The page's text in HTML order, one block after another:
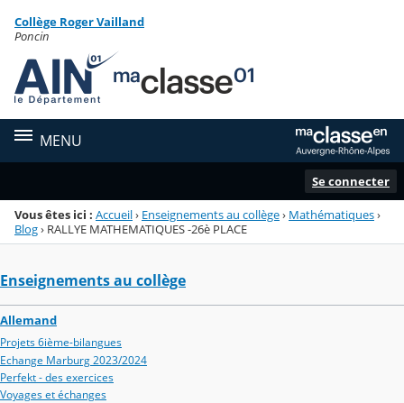
Menu de la rubrique
Contenu
Collège Roger Vailland
Poncin
MENU
Se connecter
Vous êtes ici : Accueil› Enseignements au collège› Mathématiques›
Blog› RALLYE MATHEMATIQUES -26è PLACE
Enseignements au collège
Allemand
Projets 6ième-bilangues
Echange Marburg 2023/2024
Perfekt - des exercices
Voyages et échanges